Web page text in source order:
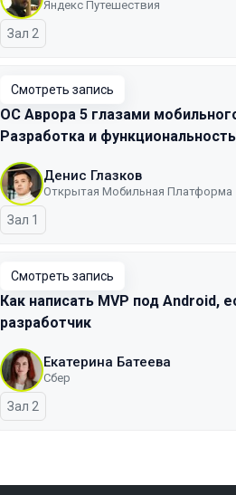
Яндекс Путешествия
Зал 2
Смотреть запись
ОС Аврора 5 глазами
Разработка и функциональность
Денис Глазков
Открытая Мобильная Платформа
Зал 1
Смотреть запись
Как написать MVP под Android,
разработчик
Екатерина Батеева
Сбер
Зал 2